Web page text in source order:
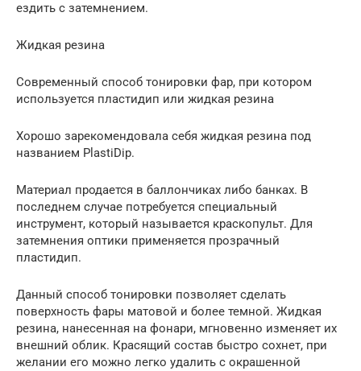
ездить с затемнением.
Жидкая резина
Современный способ тонировки фар, при котором
используется пластидип или жидкая резина
Хорошо зарекомендовала себя жидкая резина под
названием PlastiDip.
Материал продается в баллончиках либо банках. В
последнем случае потребуется специальный
инструмент, который называется краскопульт. Для
затемнения оптики применяется прозрачный
пластидип.
Данный способ тонировки позволяет сделать
поверхность фары матовой и более темной. Жидкая
резина, нанесенная на фонари, мгновенно изменяет их
внешний облик. Красящий состав быстро сохнет, при
желании его можно легко удалить с окрашенной